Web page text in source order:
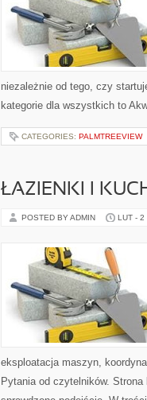
niezależnie od tego, czy
kategorie dla wszystkich to
CATEGORIES: PALMTREEVIEW
ŁAZIENKI I
POSTED BY ADMIN LUT - 2
eksploatacja maszyn,
Pytania od czytelników.